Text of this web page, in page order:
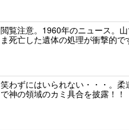
閲覧注意。1960年のニュース。
ま死亡した遺体の処理が衝撃的で
笑わずにはいられない・・・。
で神の領域のカミ具合を披露！！